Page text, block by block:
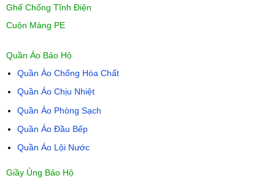
Ghế Chống Tĩnh Điện
Cuộn Màng PE
Quần Áo Bảo Hộ
Quần Áo Chống Hóa Chất
Quần Áo Chịu Nhiệt
Quần Áo Phòng Sạch
Quần Áo Đầu Bếp
Quần Áo Lội Nước
Giầy Ủng Bảo Hộ